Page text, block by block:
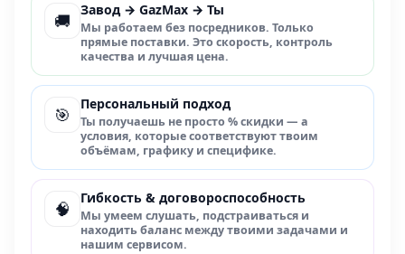
🚚
Завод → GazMax → Ты
Мы работаем без посредников. Только
прямые поставки. Это скорость, контроль
качества и лучшая цена.
🎯
Персональный подход
Ты получаешь не просто % скидки — а
условия, которые соответствуют твоим
объёмам, графику и специфике.
🧠
Гибкость & договороспособность
Мы умеем слушать, подстраиваться и
находить баланс между твоими задачами и
нашим сервисом.